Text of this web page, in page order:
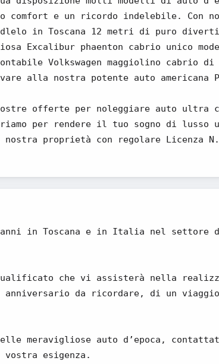
comfort e un ricordo indelebile. Con
in Toscana 12 metri di puro
Excalibur phaenton cabrio unico
Volkswagen maggiolino cabrio
alla nostra potente auto
offerte per noleggiare auto ultra
per rendere il tuo sogno di lusso
proprietà con regolare Licenza
anni in Toscana e in Italia nel settore
che vi assisterà nella
da ricordare, di un
meravigliose auto d’epoca,
esigenza.